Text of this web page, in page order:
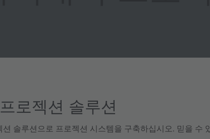
로젝션 솔루션
솔루션으로 프로젝션 시스템을 구축하십시오. 믿을